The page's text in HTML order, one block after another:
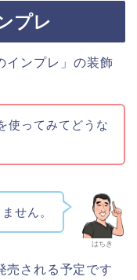
プレ
使ってみてどうな
はちき
せん。
売される予定です